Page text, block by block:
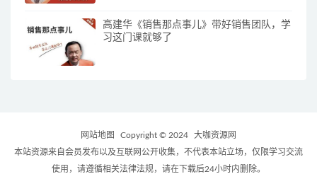
高建华《销售那点事儿》带好销售团队，学
习这门课就够了
网站地图 Copyright © 2024
大咖资源网
本站资源来自会员发布以及互联网公开收集，不代表本站立场，仅限学习交流
使用，请遵循相关法律法规，请在下载后24小时内删除。